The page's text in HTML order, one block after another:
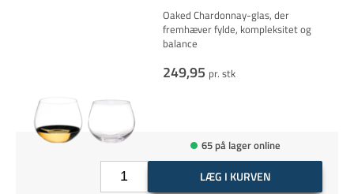
Oaked Chardonnay-glas, der
fremhæver fylde, kompleksitet og
balance
249,95 pr. stk
65 på lager online
LÆG I KURVEN